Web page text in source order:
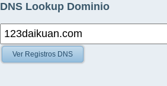
DNS Lookup Dominio
Ver Registros DNS